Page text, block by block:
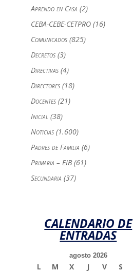
Aprendo en Casa (2)
CEBA-CEBE-CETPRO (16)
Comunicados (825)
Decretos (3)
Directivas (4)
Directores (18)
Docentes (21)
Inicial (38)
Noticias (1.600)
Padres de Familia (6)
Primaria – EIB(61)
Secundaria (37)
CALENDARIO DE
ENTRADAS
agosto 2026
L M X J V S